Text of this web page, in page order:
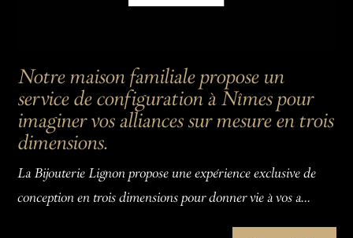
Notre maison familiale propose un
service de configuration à Nîmes pour
imaginer vos alliances sur mesure en trois
dimensions.
La Bijouterie Lignon propose une expérience exclusive de
conception en trois dimensions pour donner vie à vos a...